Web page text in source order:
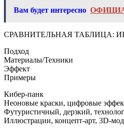
Вам будет интересно
СРАВНИТЕЛЬНАЯ ТАБЛИЦА:
Подход
Материалы/Техники
Эффект
Примеры
Кибер-панк
Неоновые краски, цифровые
Футуристичный, дерзкий,
Иллюстрации, концепт-арт, 3D-